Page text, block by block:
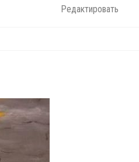
Редактировать